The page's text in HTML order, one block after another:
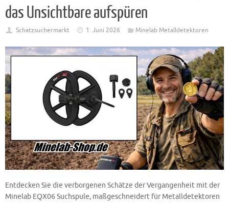
das Unsichtbare aufspüren
Schatzsuchermarkt 1. Juni 2026 Minelab Metalldetektoren
Entdecken Sie die verborgenen Schätze der Vergangenheit mit der
Minelab EQX06 Suchspule, maßgeschneidert für Metalldetektoren